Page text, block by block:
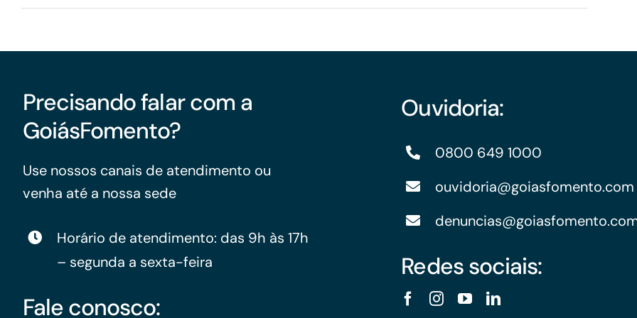
Precisando falar com a
GoiásFomento?
Use nossos canais de atendimento ou
venha até a nossa sede
Horário de atendimento: das 9h às 17h
– segunda a sexta-feira
Fale conosco:
Ouvidoria:
0800 649 1000
ouvidoria@goiasfomento.com
Redes sociais: